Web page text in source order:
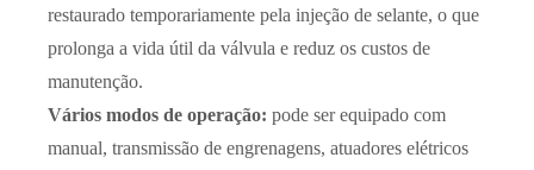
restaurado temporariamente pela injeção de selante, o que
prolonga a vida útil da válvula e reduz os custos de
manutenção.
Vários modos de operação: pode ser equipado com
manual, transmissão de engrenagens, atuadores elétricos